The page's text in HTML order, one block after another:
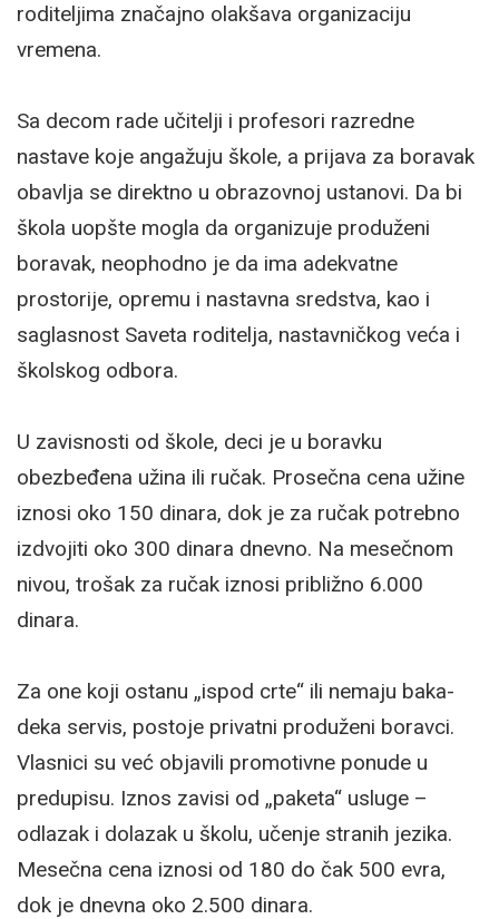
roditeljima značajno olakšava organizaciju
vremena.
Sa decom rade učitelji i profesori razredne
nastave koje angažuju škole, a prijava za boravak
obavlja se direktno u obrazovnoj ustanovi. Da bi
škola uopšte mogla da organizuje produženi
boravak, neophodno je da ima adekvatne
prostorije, opremu i nastavna sredstva, kao i
saglasnost Saveta roditelja, nastavničkog veća i
školskog odbora.
U zavisnosti od škole, deci je u boravku
obezbeđena užina ili ručak. Prosečna cena užine
iznosi oko 150 dinara, dok je za ručak potrebno
izdvojiti oko 300 dinara dnevno. Na mesečnom
nivou, trošak za ručak iznosi približno 6.000
dinara.
Za one koji ostanu „ispod crte“ ili nemaju baka-
deka servis, postoje privatni produženi boravci.
Vlasnici su već objavili promotivne ponude u
predupisu. Iznos zavisi od „paketa“ usluge –
odlazak i dolazak u školu, učenje stranih jezika.
Mesečna cena iznosi od 180 do čak 500 evra,
dok je dnevna oko 2.500 dinara.